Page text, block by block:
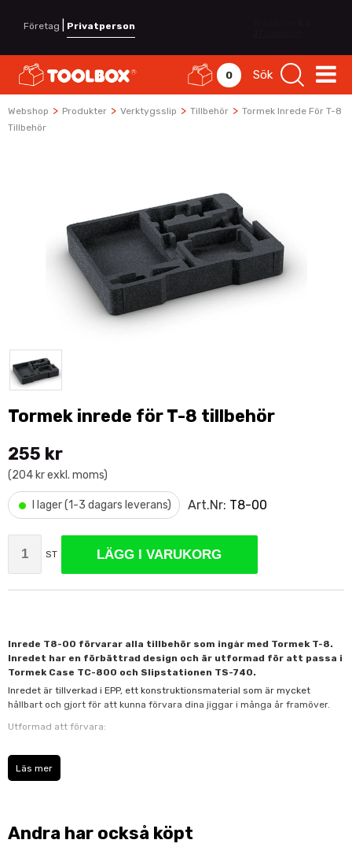
Företag Privatperson
0 Sök
Webshop > Produkter > Verktygsslip > Tillbehör > Tormek Inrede För T-8
Tillbehör
Tormek inrede för T-8 tillbehör
255 kr
(204 kr exkl. moms)
• I lager (1-3 dagars leverans) Art.Nr: T8-00
ST LÄGG I VARUKORG
Inrede T8-00 förvarar alla tillbehör som ingår med Tormek T-8.
Inredet har en förbättrad design och är utformad för att passa i
Tormek Case TC-800 och Slipstationen TS-740.
Inredet är tillverkad i EPP, ett konstruktionsmaterial som är mycket
hållbart och gjort för att kunna förvara dina jiggar i många år framöver.
Utformad att förvara:
- Vinkelmätare WM-200
- Brynpasta PA-70
Läs mer
Andra har också köpt